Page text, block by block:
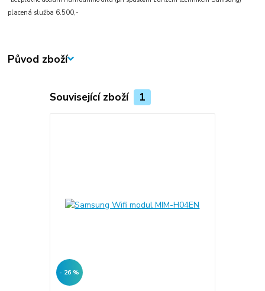
placená služba 6.500,-
Původ zboží
Související zboží 1
- 26 %